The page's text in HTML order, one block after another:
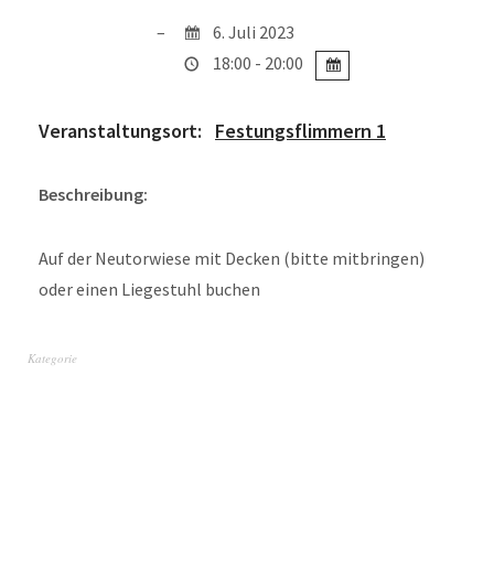
6. Juli 2023
18:00 - 20:00
Veranstaltungsort: Festungsflimmern 1
Beschreibung:
Auf der Neutorwiese mit Decken (bitte mitbringen)
oder einen Liegestuhl buchen
Kategorie